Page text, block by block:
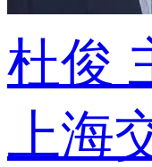
杜俊
上海